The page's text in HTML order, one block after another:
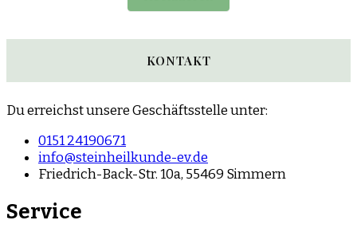
KONTAKT
Du erreichst unsere Geschäftsstelle unter:
0151 24190671
info@steinheilkunde-ev.de
Friedrich-Back-Str. 10a, 55469 Simmern
Service